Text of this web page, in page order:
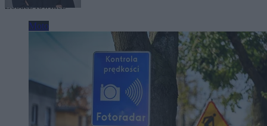
Zobacz również
Moto